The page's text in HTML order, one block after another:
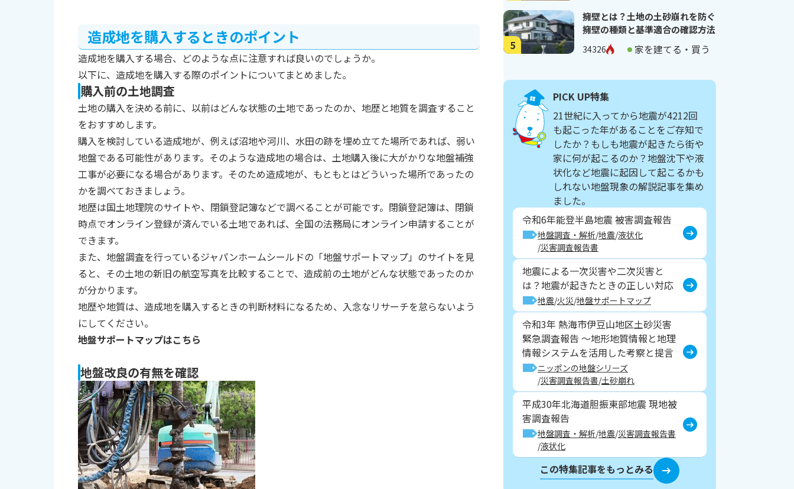
造成地を購入するときのポイント
造成地を購入する場合、どのような点に注意すれば良いのでしょうか。
以下に、造成地を購入する際のポイントについてまとめました。
購入前の土地調査
土地の購入を決める前に、以前はどんな状態の土地であったのか、地歴と地質を調査すること
をおすすめします。
購入を検討している造成地が、例えば沼地や河川、水田の跡を埋め立てた場所であれば、弱い
地盤である可能性があります。そのような造成地の場合は、土地購入後に大がかりな地盤補強
工事が必要になる場合があります。そのため造成地が、もともとはどういった場所であったの
かを調べておきましょう。
地歴は国土地理院のサイトや、閉鎖登記簿などで調べることが可能です。閉鎖登記簿は、閉鎖
時点でオンライン登録が済んでいる土地であれば、全国の法務局にオンライン申請することが
できます。
また、地盤調査を行っているジャパンホームシールドの「地盤サポートマップ」のサイトを見
ると、その土地の新旧の航空写真を比較することで、造成前の土地がどんな状態であったのか
が分かります。
地歴や地質は、造成地を購入するときの判断材料になるため、入念なリサーチを怠らないよう
にしてください。
地盤サポートマップはこちら
地盤改良の有無を確認
5
擁壁とは？土地の土砂崩れを防ぐ
擁壁の種類と基準適合の確認方法
34326 家を建てる・買う
PICK UP特集
21世紀に入ってから地震が4212回
も起こった年があることをご存知で
したか？もしも地震が起きたら街や
家に何が起こるのか？地盤沈下や液
状化など地震に起因して起こるかも
しれない地盤現象の解説記事を集め
ました。
令和6年能登半島地震 被害調査報告
地盤調査・解析 地震 液状化
災害調査報告書
地震による一次災害や二次災害と
は？地震が起きたときの正しい対応
地震 火災 地盤サポートマップ
令和3年 熱海市伊豆山地区土砂災害
緊急調査報告 ～地形地質情報と地理
情報システムを活用した考察と提言
ニッポンの地盤シリーズ
災害調査報告書 土砂崩れ
平成30年北海道胆振東部地震 現地被
害調査報告
地盤調査・解析 地震 災害調査報告書
液状化
この特集記事をもっとみる